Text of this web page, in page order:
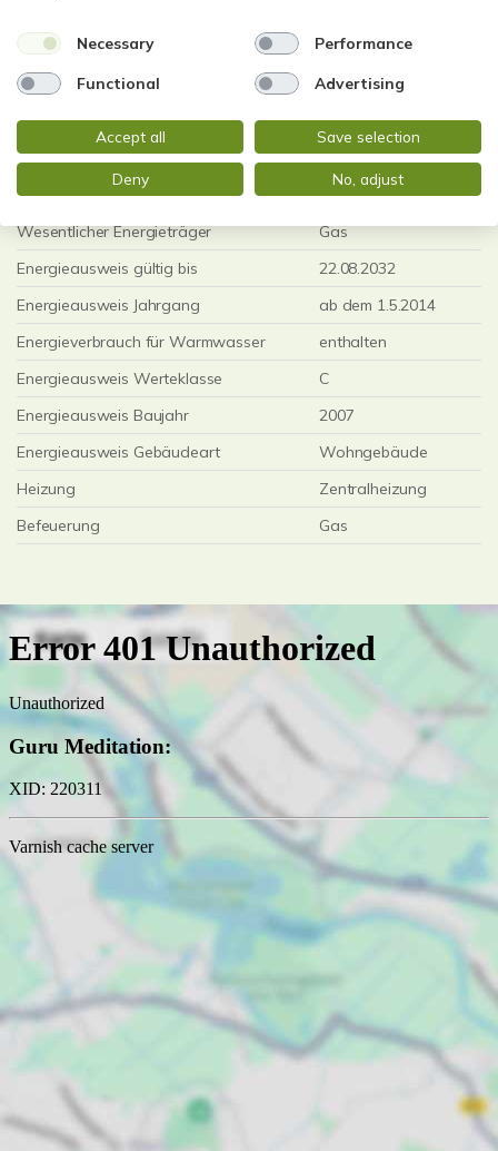
77 kWh / (m²*a)
Energieverbrauchskennwert
Weitere Informationen
Wesentlicher Energieträger
Gas
Energieausweis gültig bis
22.08.2032
Energieausweis Jahrgang
ab dem 1.5.2014
Energieverbrauch für Warmwasser
enthalten
Energieausweis Werteklasse
C
Energieausweis Baujahr
2007
Energieausweis Gebäudeart
Wohngebäude
Heizung
Zentralheizung
Befeuerung
Gas
Necessary Performance
Functional Advertising
Accept all Save selection
Deny No, adjust